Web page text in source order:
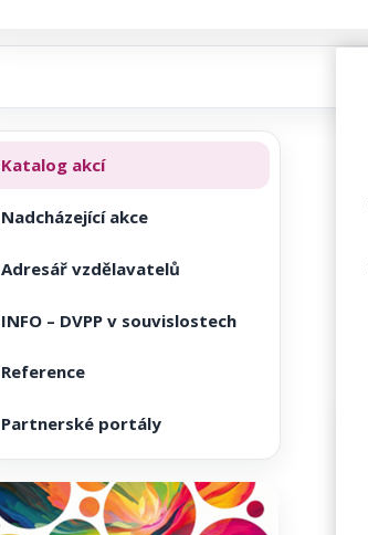
Katalog akcí
Nadcházející akce
Adresář vzdělavatelů
INFO – DVPP v souvislostech
Reference
Partnerské portály